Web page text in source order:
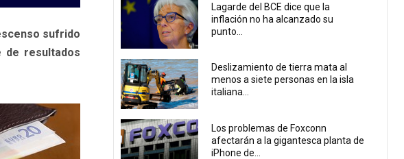
sufrido
de resultados
Lagarde del BCE dice que la
inflación no ha alcanzado su
punto...
Deslizamiento de tierra mata al
menos a siete personas en la isla
italiana...
Los problemas de Foxconn
afectarán a la gigantesca planta de
iPhone de...